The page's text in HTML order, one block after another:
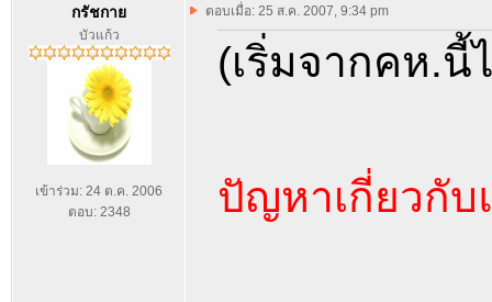
กรัชกาย
บัวแก้ว
เข้าร่วม: 24 ต.ค. 2006
ตอบ: 2348
ตอบเมื่อ: 25 ส.ค. 2007, 9:34 pm
(เริ่มจากคห.นี้
ปัญหาเกี่ยวกับ